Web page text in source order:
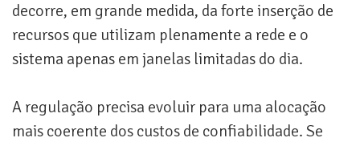
decorre, em grande medida, da forte inserção de
recursos que utilizam plenamente a rede e o
sistema apenas em janelas limitadas do dia.
A regulação precisa evoluir para uma alocação
mais coerente dos custos de confiabilidade. Se